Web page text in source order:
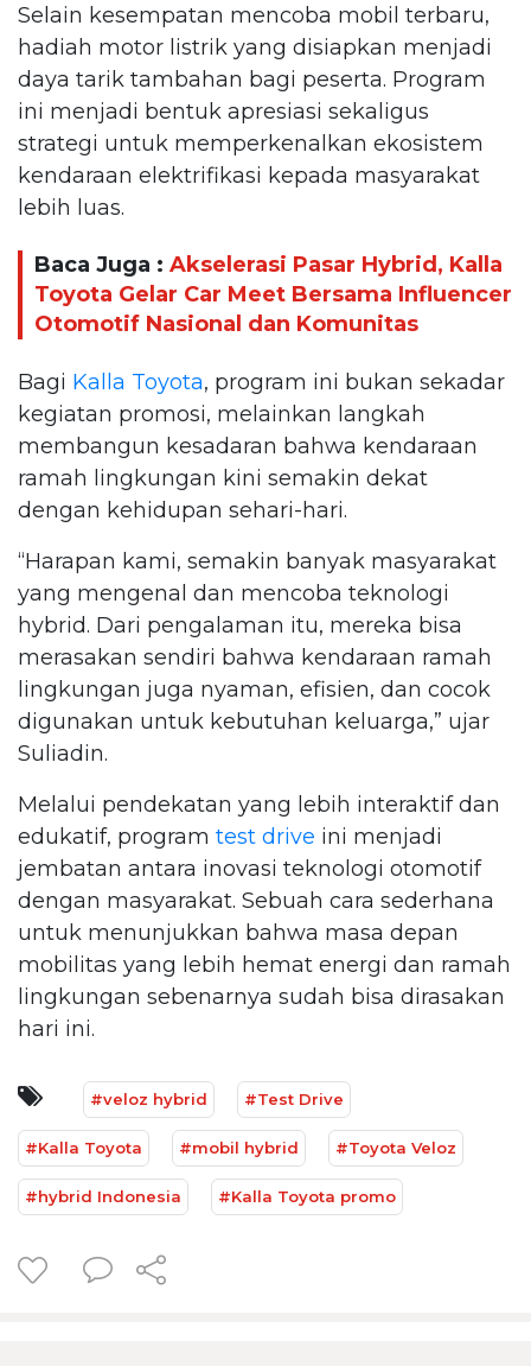
Selain kesempatan mencoba mobil terbaru,
hadiah motor listrik yang disiapkan menjadi
daya tarik tambahan bagi peserta. Program
ini menjadi bentuk apresiasi sekaligus
strategi untuk memperkenalkan ekosistem
kendaraan elektrifikasi kepada masyarakat
lebih luas.
Baca Juga : Akselerasi Pasar Hybrid, Kalla
Toyota Gelar Car Meet Bersama Influencer
Otomotif Nasional dan Komunitas
Bagi Kalla Toyota, program ini bukan sekadar
kegiatan promosi, melainkan langkah
membangun kesadaran bahwa kendaraan
ramah lingkungan kini semakin dekat
dengan kehidupan sehari-hari.
“Harapan kami, semakin banyak masyarakat
yang mengenal dan mencoba teknologi
hybrid. Dari pengalaman itu, mereka bisa
merasakan sendiri bahwa kendaraan ramah
lingkungan juga nyaman, efisien, dan cocok
digunakan untuk kebutuhan keluarga,” ujar
Suliadin.
Melalui pendekatan yang lebih interaktif dan
edukatif, program test drive ini menjadi
jembatan antara inovasi teknologi otomotif
dengan masyarakat. Sebuah cara sederhana
untuk menunjukkan bahwa masa depan
mobilitas yang lebih hemat energi dan ramah
lingkungan sebenarnya sudah bisa dirasakan
hari ini.
#veloz hybrid #Test Drive
#Kalla Toyota #mobil hybrid #Toyota Veloz
#hybrid Indonesia #Kalla Toyota promo